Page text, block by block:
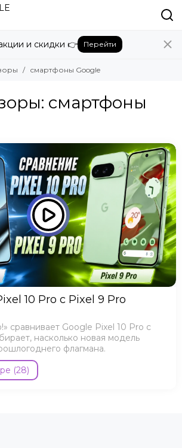
и скидки 👉 Перейти
смартфоны Google
смартфоны
10 Pro с Pixel 9 Pro
сравнивает Google Pixel 10 Pro с
насколько новая модель
флагмана.
(28)